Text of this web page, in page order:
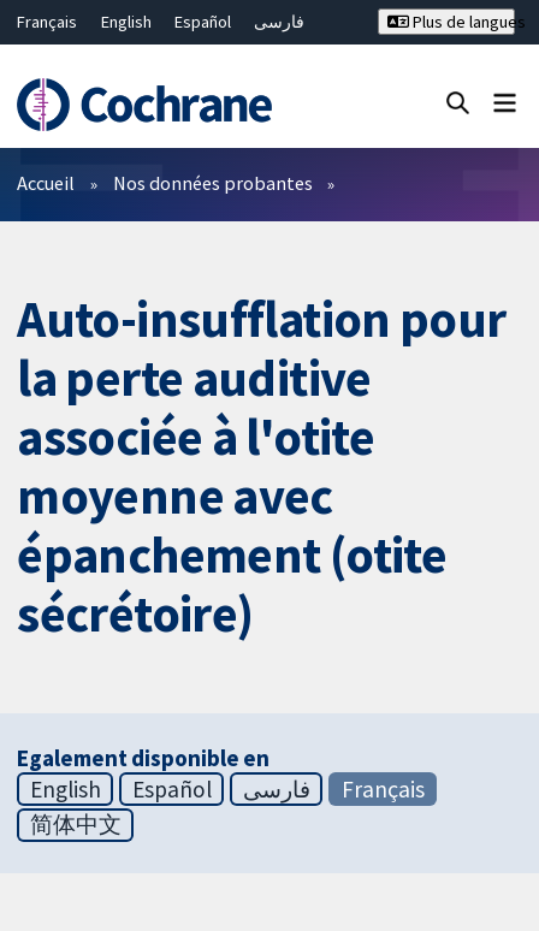
Français English Español
فارسی
Bahasa Malaysia
ไทย
繁體中文
简体中文
Plus de langues
Filtres
Accueil Nos données probantes
Auto-insufflation pour
la perte auditive
associée à l'otite
moyenne avec
épanchement (otite
sécrétoire)
Egalement disponible en
English
Español فارسی
Français
简体中文